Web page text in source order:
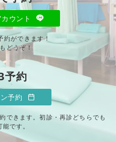
ウント
約ができます！
どうぞ！
予約
予約
できます。初診・再診どちらでも
です。